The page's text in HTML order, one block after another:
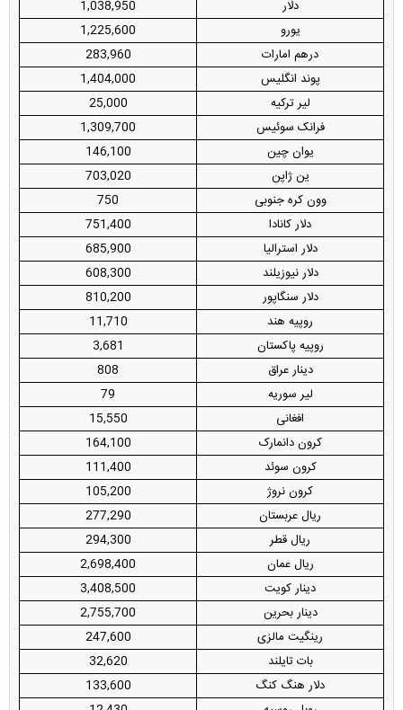
دلار
1,038,950
یورو
1,225,600
درهم امارات
283,960
پوند انگلیس
1,404,000
لیر ترکیه
25,000
فرانک سوئیس
1,309,700
یوان چین
146,100
ین ژاپن
703,020
وون کره جنوبی
750
دلار کانادا
751,400
دلار استرالیا
685,900
دلار نیوزیلند
608,300
دلار سنگاپور
810,200
روپیه هند
11,710
روپیه پاکستان
3,681
دینار عراق
808
لیر سوریه
79
افغانی
15,550
کرون دانمارک
164,100
کرون سوئد
111,400
کرون نروژ
105,200
ریال عربستان
277,290
ریال قطر
294,300
ریال عمان
2,698,400
دینار کویت
3,408,500
دینار بحرین
2,755,700
رینگیت مالزی
247,600
بات تایلند
32,620
دلار هنگ کنگ
133,600